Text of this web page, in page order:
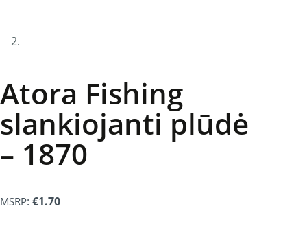
Atora Fishing
slankiojanti plūdė
– 1870
MSRP: €1.70